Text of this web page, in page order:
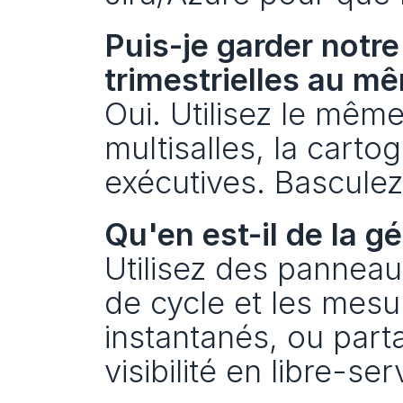
Puis-je garder
trimestrielles au
Oui. Utilisez le
multisalles, la
exécutives.
Qu'en est-il de la
Utilisez des
de cycle et les
instantanés, ou
visibilité en libre-